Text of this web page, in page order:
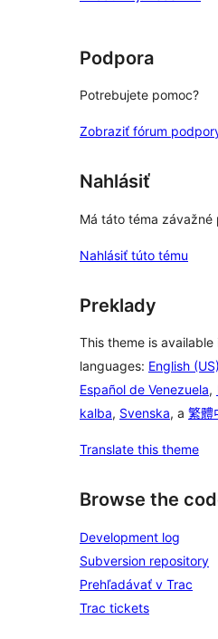
1-
hodnotením
Podpora
Potrebujete pomoc?
Zobraziť fórum
Nahlásiť
Má táto téma závažné
Nahlásiť túto tému
Preklady
This theme is
languages: English (US)
Español de Venezuela,
kalba, Svenska, a 繁體
Translate this theme
Browse the
Development log
Subversion repository
Prehľadávať v Trac
Trac tickets